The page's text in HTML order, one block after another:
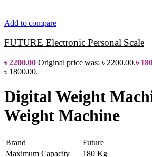
Add to compare
FUTURE Electronic Personal Scale
৳2200.00 Original price was: ৳ 2200.00.৳
৳ 1800.00.
Digital Weight
Weight Machine
Brand
Future
Maximum Capacity
180 Kg